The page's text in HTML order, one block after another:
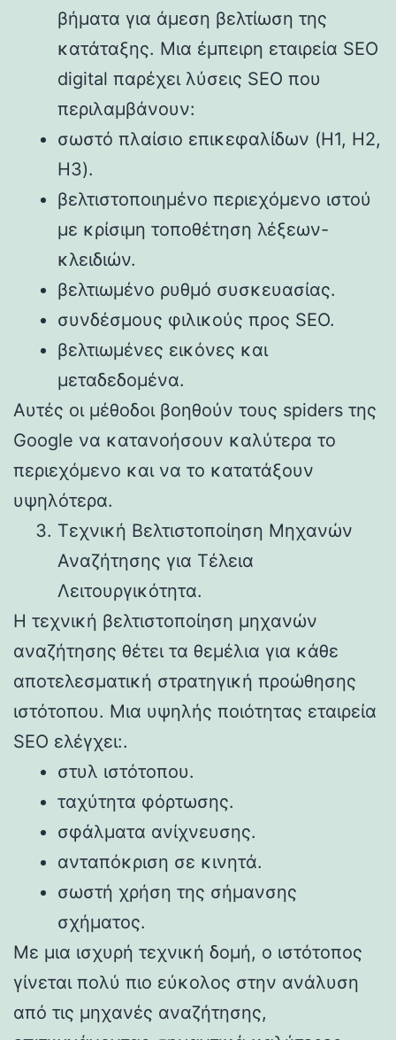
βήματα για άμεση βελτίωση της
κατάταξης. Μια έμπειρη εταιρεία SEO
digital παρέχει λύσεις SEO που
περιλαμβάνουν:
σωστό πλαίσιο επικεφαλίδων (H1, H2,
H3).
βελτιστοποιημένο περιεχόμενο ιστού
με κρίσιμη τοποθέτηση λέξεων-
κλειδιών.
βελτιωμένο ρυθμό συσκευασίας.
συνδέσμους φιλικούς προς SEO.
βελτιωμένες εικόνες και
μεταδεδομένα.
Αυτές οι μέθοδοι βοηθούν τους spiders της
Google να κατανοήσουν καλύτερα το
περιεχόμενο και να το κατατάξουν
υψηλότερα.
Τεχνική Βελτιστοποίηση Μηχανών
Αναζήτησης για Τέλεια
Λειτουργικότητα.
Η τεχνική βελτιστοποίηση μηχανών
αναζήτησης θέτει τα θεμέλια για κάθε
αποτελεσματική στρατηγική προώθησης
ιστότοπου. Μια υψηλής ποιότητας εταιρεία
SEO ελέγχει:.
στυλ ιστότοπου.
ταχύτητα φόρτωσης.
σφάλματα ανίχνευσης.
ανταπόκριση σε κινητά.
σωστή χρήση της σήμανσης
σχήματος.
Με μια ισχυρή τεχνική δομή, ο ιστότοπος
γίνεται πολύ πιο εύκολος στην ανάλυση
από τις μηχανές αναζήτησης,